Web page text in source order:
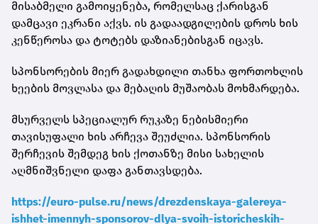
მისაბმელი გამოიყენება, რომელსაც ქარისგან
დამცავი ეკრანი აქვს. ის გადაადგილების დროს ხის
კენწეროსა და ტოტებს დაზიანებისგან იცავს.
სპონსორების მიერ გადახდილი თანხა ფორთოხლის
ხეების მოვლასა და მებაღის მუშაობას მოხმარდება.
მსურველს სპეციალურ რუკაზე ნებისმიერი
თავისუფალი ხის არჩევა შეუძლია. სპონსორის
შერჩევის შემდეგ ხის ქოთანზე მისი სახელის
აღმნიშვნელი დაფა განთავსდება.
https://euro-pulse.ru/news/drezdenskaya-galereya-
ishhet-imennyh-sponsorov-dlya-svoih-istoricheskih-